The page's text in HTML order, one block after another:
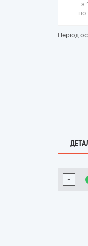
з
по
Період
-